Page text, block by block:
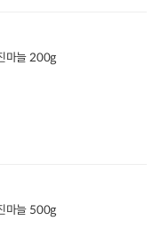
마늘 200g
마늘 500g